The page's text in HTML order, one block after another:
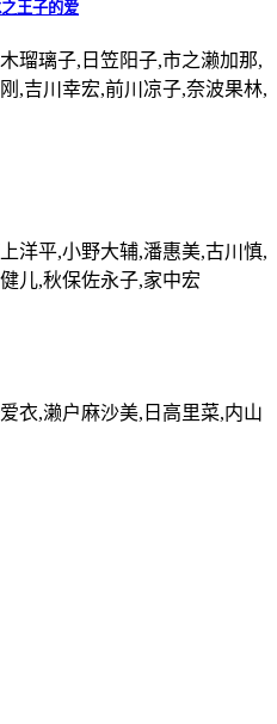
王子的爱
瑠璃子,日笠阳子,市之濑加那,
,吉川幸宏,前川凉子,奈波果林,
洋平,小野大辅,潘惠美,古川慎,
儿,秋保佐永子,家中宏
衣,濑户麻沙美,日高里菜,内山